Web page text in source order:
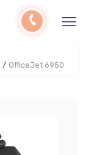
/ OfficeJet 6950